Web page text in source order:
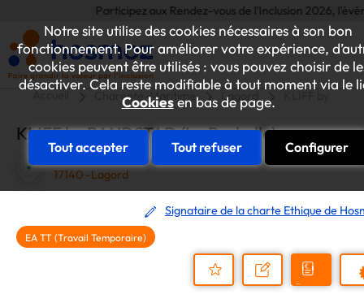
Notre site utilise des cookies nécessaires à son bon
fonctionnement. Pour améliorer votre expérience,
cookies peuvent être utilisés : vous pouvez choisir de
désactiver. Cela reste modifiable à tout moment via le
Cookiesen bas de page.
Tout accepter Tout refuser Configurer
Participez aux Rendez-vous de l'Inclusion 2026,
Accueil Charente-Maritime Lagord
KLIFF by RANDSTAD (La Rochelle)
7 Rue du Bois d'Hure
17140 -Lagord
Signataire de la charte Ethique de
EA TT (Travail Temporaire)
Nous
Demander